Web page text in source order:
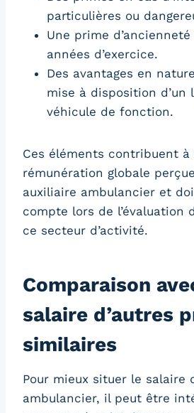
particulières ou
Une prime
années d’exercice.
Des avantages en
mise à disposition d’un
véhicule de fonction.
Ces éléments contribuent à
rémunération globale
auxiliaire ambulancier et
compte lors de l’évaluation
ce secteur d’activité.
Comparaison
salaire d’autres
similaires
Pour mieux situer le salaire
ambulancier, il peut être